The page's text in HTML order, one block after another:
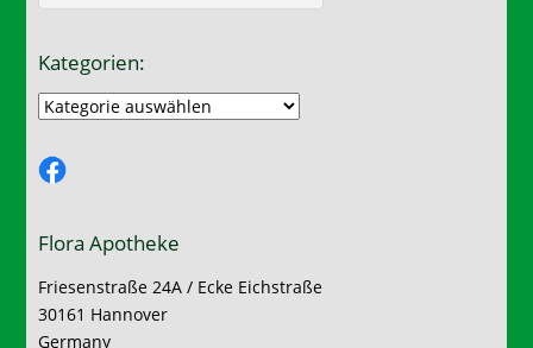
Kategorien:
Kategorien:
Facebook
Flora Apotheke
Friesenstraße 24A / Ecke Eichstraße
30161 Hannover
Germany